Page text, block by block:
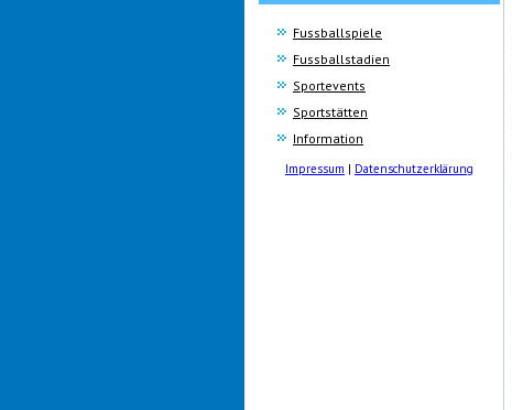
Fussballspiele
Fussballstadien
Sportevents
Sportstätten
Information
Impressum | Datenschutzerklärung